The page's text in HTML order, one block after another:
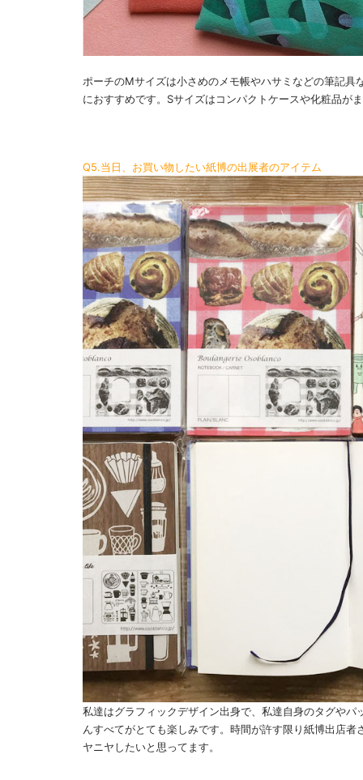
ポーチのMサイズは小さめのメモ帳やハサミなどの筆記
におすすめです。Sサイズはコンパクトケースや化粧品が
Q5.当日、お買い物したい紙博の出展者のアイテム
私達はグラフィックデザイン出身で、私達自身のタグや
んすべてがとても楽しみです。時間が許す限り紙博出店者
ヤニヤしたいと思ってます。